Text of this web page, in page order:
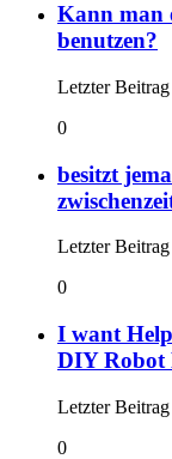
Kann man
benutzen?
Letzter
0
besitzt
Letzter
0
I want
DIY Robot
Letzter
0